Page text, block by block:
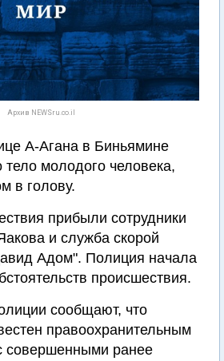
Архив NEWSru.co.il
А-Агана в Биньямине
молодого человека,
в голову.
прибыли сотрудники
и служба скорой
Адом". Полиция начала
происшествия.
сообщают, что
правоохранительным
совершенными ранее